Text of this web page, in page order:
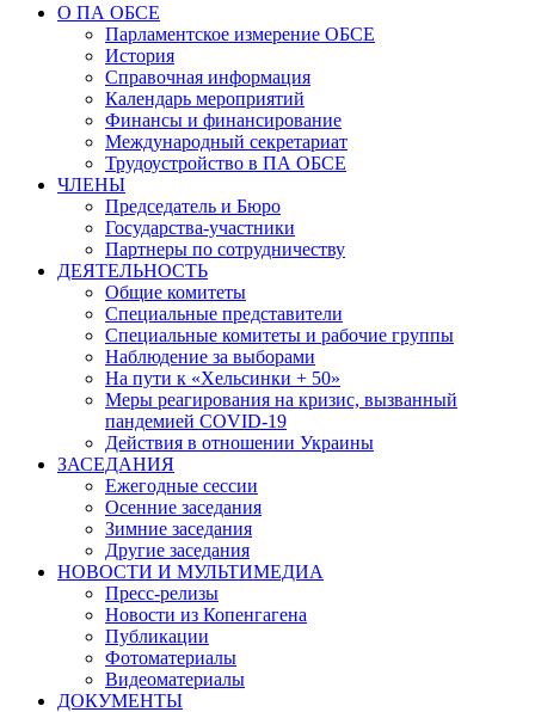
О ПА ОБСЕ
Парламентское измерение ОБСЕ
История
Справочная информация
Календарь мероприятий
Финансы и финансирование
Международный секретариат
Трудоустройство в ПА ОБСЕ
ЧЛЕНЫ
Председатель и Бюро
Государства-участники
Партнеры по сотрудничеству
ДЕЯТЕЛЬНОСТЬ
Общие комитеты
Специальные представители
Специальные комитеты и рабочие группы
Наблюдение за выборами
На пути к «Хельсинки + 50»
Меры реагирования на кризис, вызванный
пандемией COVID-19
Действия в отношении Украины
ЗАСЕДАНИЯ
Ежегодные сессии
Осенние заседания
Зимние заседания
Другие заседания
НОВОСТИ И МУЛЬТИМЕДИА
Пресс-релизы
Новости из Копенгагена
Публикации
Фотоматериалы
Видеоматериалы
ДОКУМЕНТЫ